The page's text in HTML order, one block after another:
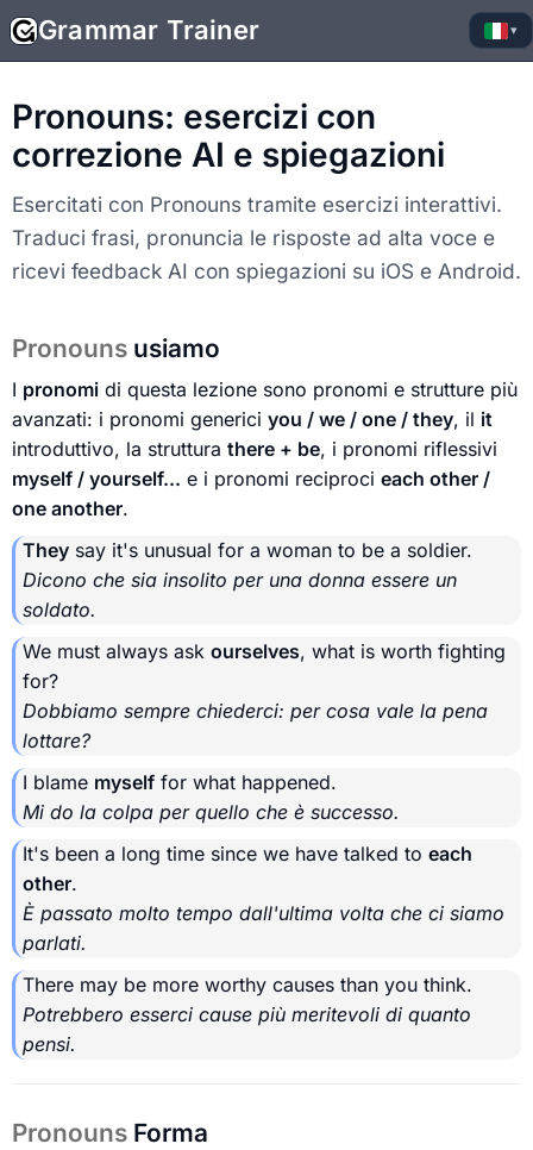
Grammar Trainer ▾
Pronouns: esercizi con
correzione AI e spiegazioni
Esercitati con Pronouns tramite esercizi interattivi.
Traduci frasi, pronuncia le risposte ad alta voce e
ricevi feedback AI con spiegazioni su iOS e Android.
Pronouns usiamo
I pronomi di questa lezione sono pronomi e strutture più
avanzati: i pronomi generici you / we / one / they, il it
introduttivo, la struttura there + be, i pronomi riflessivi
myself / yourself... e i pronomi reciproci each other /
one another.
They say it's unusual for a woman to be a soldier.
Dicono che sia insolito per una donna essere un
soldato.
We must always ask ourselves, what is worth fighting
for?
Dobbiamo sempre chiederci: per cosa vale la pena
lottare?
I blame myself for what happened.
Mi do la colpa per quello che è successo.
It's been a long time since we have talked to each
other.
È passato molto tempo dall'ultima volta che ci siamo
parlati.
There may be more worthy causes than you think.
Potrebbero esserci cause più meritevoli di quanto
pensi.
Pronouns Forma